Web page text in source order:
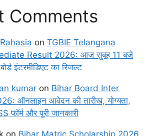
Comments
on TGBIE Telangana
Result 2026: आज सुबह 11 बजे
इंटरमीडिएट का रिजल्ट
kumar on Bihar Board Inter
ऑनलाइन आवेदन की तारीख, योग्यता,
फॉर्म और पूरी जानकारी